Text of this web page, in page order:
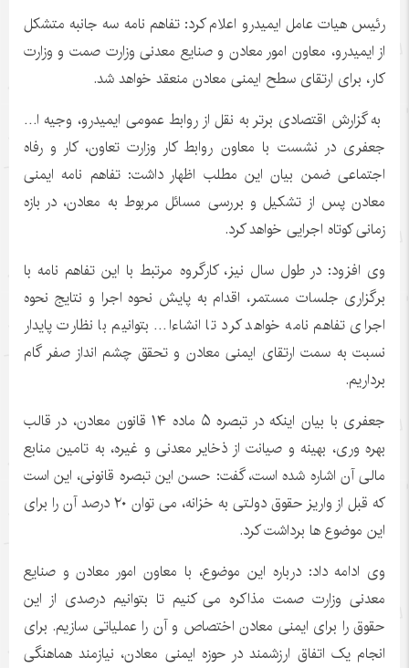
رئیس هیات عامل ایمیدرو اعلام کرد: تفاهم نامه سه جانبه متشکل
از ایمیدرو، معاون امور معادن و صنایع معدنی وزارت صمت و وزارت
کار، برای ارتقای سطح ایمنی معادن منعقد خواهد شد.
به گزارش اقتصادی برتر به نقل از روابط عمومی ایمیدرو، وجیه ا…
جعفری در نشست با معاون روابط کار وزارت تعاون، کار و رفاه
اجتماعی ضمن بیان این مطلب اظهار داشت: تفاهم نامه ایمنی
معادن پس از تشکیل و بررسی مسائل مربوط به معادن، در بازه
زمانی کوتاه اجرایی خواهد کرد.
وی افزود: در طول سال نیز، کارگروه مرتبط با این تفاهم نامه با
برگزاری جلسات مستمر، اقدام به پایش نحوه اجرا و نتایج نحوه
اجرای تفاهم نامه خواهد کرد تا انشاءا… بتوانیم با نظارت پایدار
نسبت به سمت ارتقای ایمنی معادن و تحقق چشم انداز صفر گام
برداریم.
جعفری با بیان اینکه در تبصره ۵ ماده ۱۴ قانون معادن، در قالب
بهره وری، بهینه و صیانت از ذخایر معدنی و غیره، به تامین منابع
مالی آن اشاره شده است، گفت: حسن این تبصره قانونی، این است
که قبل از واریز حقوق دولتی به خزانه، می توان ۲۰ درصد آن را برای
این موضوع ها برداشت کرد.
وی ادامه داد: درباره این موضوع، با معاون امور معادن و صنایع
معدنی وزارت صمت مذاکره می کنیم تا بتوانیم درصدی از این
حقوق را برای ایمنی معادن اختصاص و آن را عملیاتی سازیم. برای
انجام یک اتفاق ارزشمند در حوزه ایمنی معادن، نیازمند هماهنگی